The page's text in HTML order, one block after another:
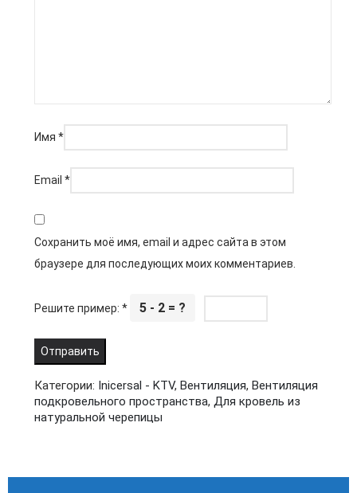
Имя *
Email *
Сохранить моё имя, email и адрес сайта в этом
браузере для последующих моих комментариев.
Решите пример: * 5 - 2 = ?
Категории: Inicersal - KTV, Вентиляция, Вентиляция
подкровельного пространства, Для кровель из
натуральной черепицы